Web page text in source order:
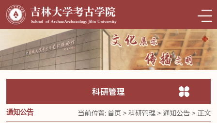
科研管理
通知公告 当前位置: 首页>科研管理> 通知公告> 正文